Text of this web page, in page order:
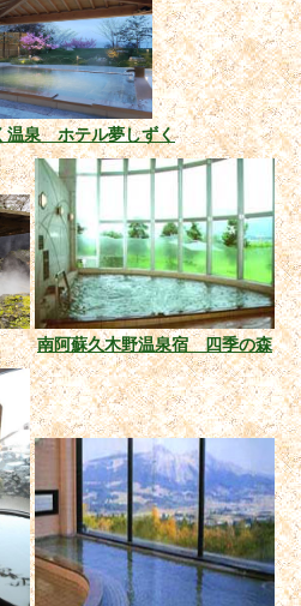
温泉 ホテル夢しずく
南阿蘇久木野温泉宿 四季の森